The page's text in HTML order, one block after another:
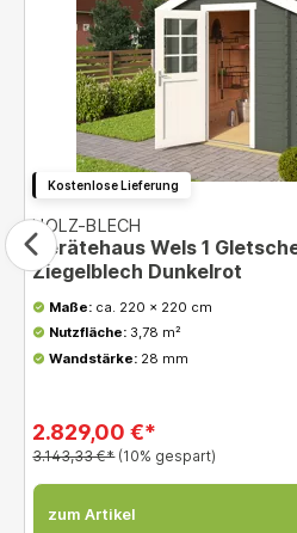
Kostenlose Lieferung
HOLZ-BLECH
Gerätehaus Wels 1
Ziegelblech Dunkelrot
Maße: ca. 220 x 220 cm
Nutzfläche:3,78 m²
Wandstärke:28 mm
2.829,00 €*
3.143,33 €* (10% gespart)
zum Artikel